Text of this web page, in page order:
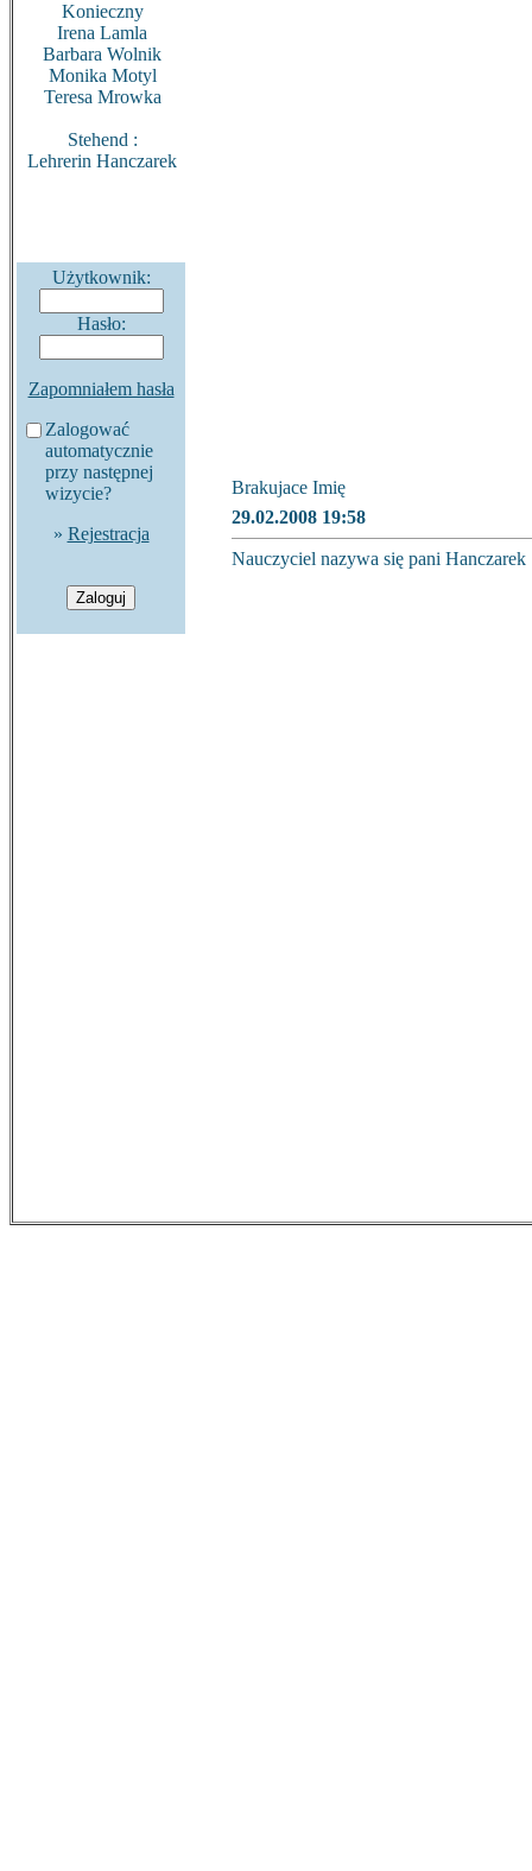
Konieczny
Irena Lamla
Barbara Wolnik
Monika Motyl
Teresa Mrowka
Stehend :
Lehrerin Hanczarek
Użytkownik:
Hasło:
Zapomniałem hasła
Zalogować
automatycznie
przy następnej
wizycie?
» Rejestracja
Brakujace Imię
29.02.2008 19:58
Nauczyciel nazywa się pani Hanczarek